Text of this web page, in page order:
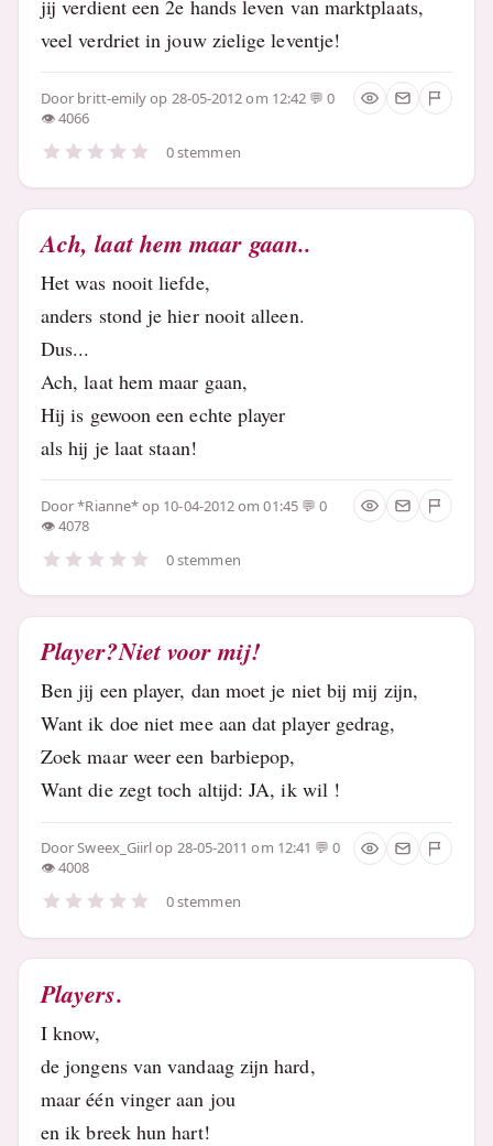
jij verdient een 2e hands leven van marktplaats,
veel verdriet in jouw zielige leventje!
Door britt-emilyop 28-05-2012 om 12:42
0
4066
0 stemmen
Ach, laat hem maar gaan..
Het was nooit liefde,
anders stond je hier nooit alleen.
Dus...
Ach, laat hem maar gaan,
Hij is gewoon een echte player
als hij je laat staan!
Door*Rianne*op 10-04-2012 om 01:45
0
4078
0 stemmen
Player?Niet voor mij!
Ben jij een player, dan moet je niet bij mij zijn,
Want ik doe niet mee aan dat player gedrag,
Zoek maar weer een barbiepop,
Want die zegt toch altijd: JA, ik wil !
DoorSweex_Giirlop 28-05-2011 om 12:41
0
4008
0 stemmen
Players.
I know,
de jongens van vandaag zijn hard,
maar één vinger aan jou
en ik breek hun hart!